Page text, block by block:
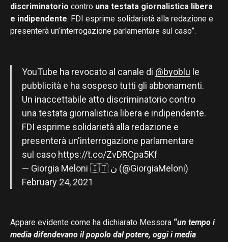
discriminatorio contro una testata giornalistica libera
e indipendente. FDI esprime solidarietà alla redazione e
presenterà un’interrogazione parlamentare sul caso”.
YouTube ha revocato al canale di @byoblu le
pubblicità e ha sospeso tutti gli abbonamenti.
Un inaccettabile atto discriminatorio contro
una testata giornalistica libera e indipendente.
FDI esprime solidarietà alla redazione e
presenterà un'interrogazione parlamentare
sul caso https://t.co/ZvDRCpa5Kf
— Giorgia Meloni 🇮🇹 ن (@GiorgiaMeloni)
February 24, 2021
Appare evidente come ha dichiarato Messora “un tempo i
media difendevano il popolo dal potere, oggi i media